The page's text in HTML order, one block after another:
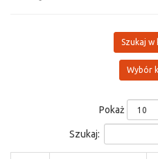
Szukaj w
Wybór
Pokaż
Szukaj: